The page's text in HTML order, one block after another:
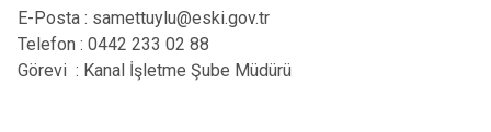
E-Posta : samettuylu@eski.gov.tr
Telefon : 0442 233 02 88
Görevi : Kanal İşletme Şube Müdürü